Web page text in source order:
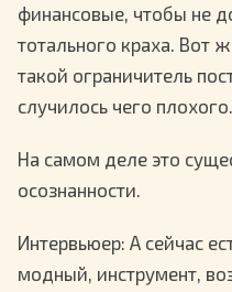
финансовые, чтобы не
тотального краха. Вот
такой ограничитель
случилось чего плохого.
На самом деле это
осознанности.
Интервьюер: А сейчас
модный, инструмент,